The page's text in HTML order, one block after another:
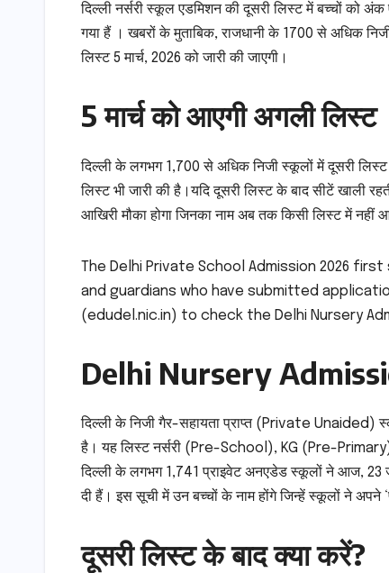
दिल्ली नर्सरी स्कूल एडमिशन की दूसरी लिस्ट में बच्चों को
गया हैं । खबरों के मुताबिक, राजधानी के 1700 से अधिक
लिस्ट 5 मार्च, 2026 को जारी की जाएगी।
5 मार्च को आएगी अगली लिस्ट
दिल्ली के लगभग 1,700 से अधिक निजी स्कूलों में दूसरी
लिस्ट भी जारी की है।यदि दूसरी लिस्ट के बाद सीटें खाली
आखिरी मौका होगा जिनका नाम अब तक किसी लिस्ट में नहीं
The Delhi Private School Admission 2026
and guardians who have submitted
(edudel.nic.in) to check the Delhi Nursery
Delhi Nursery
दिल्ली के निजी गैर-सहायता प्राप्त (Private
है। यह लिस्ट नर्सरी (Pre-School), KG (Pre-Primary)
दिल्ली के लगभग 1,741 प्राइवेट अनएडेड स्कूलों ने आज, 23
दी हैं। इस सूची में उन बच्चों के नाम होंगे जिन्हें स्कूलों ने अपने
दूसरी लिस्ट के बाद क्या करें?